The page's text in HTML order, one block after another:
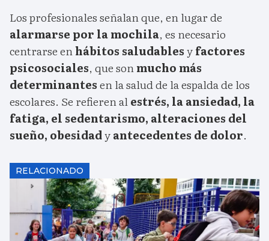
Los profesionales señalan que, en lugar de
alarmarse por la mochila, es necesario
centrarse enhábitos saludablesyfactores
psicosociales, que sonmucho más
determinantesen la salud de la espalda de los
escolares. Se refieren alestrés, la ansiedad, la
fatiga, el sedentarismo, alteraciones del
sueño, obesidadyantecedentes de dolor.
RELACIONADO